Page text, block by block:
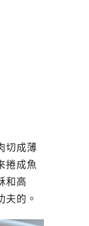
切成薄
捲成魚
和高
夫的。